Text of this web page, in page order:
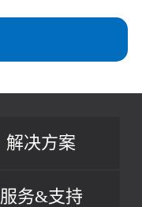
解决方案
服务&支持